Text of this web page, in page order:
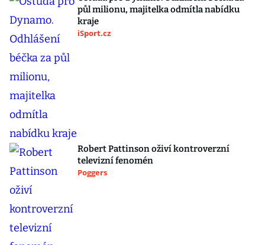
půl milionu, majitelka odmítla nabídku
kraje
iSport.cz
Robert Pattinson oživí kontroverzní
televizní fenomén
Poggers